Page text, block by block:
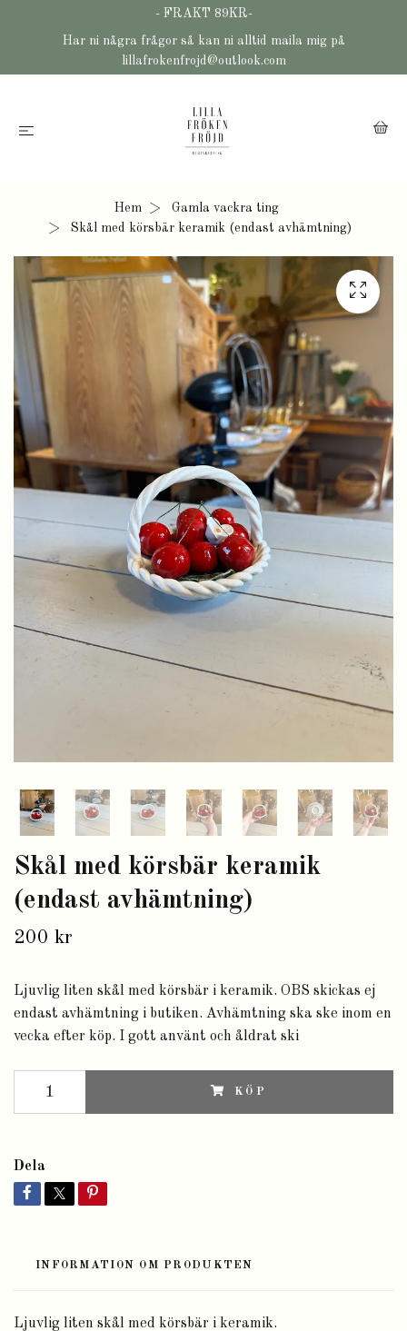
- FRAKT 89KR-
Har ni några frågor så kan ni alltid maila mig på
lillafrokenfrojd@outlook.com
Hem
Gamla vackra ting
Skål med körsbär keramik (endast avhämtning)
Skål med körsbär keramik
(endast avhämtning)
200 kr
Ljuvlig liten skål med körsbär i keramik. OBS skickas ej
endast avhämtning i butiken. Avhämtning ska ske inom en
vecka efter köp. I gott använt och åldrat ski
KÖP
Dela
INFORMATION OM PRODUKTEN
Ljuvlig liten skål med körsbär i keramik.